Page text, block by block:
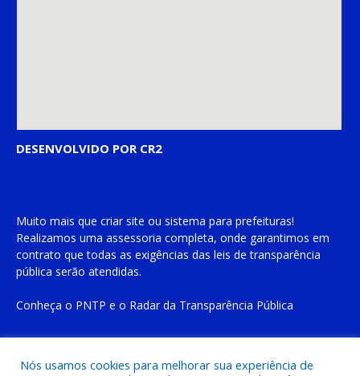
DESENVOLVIDO POR CR2
Muito mais que criar site ou sistema para prefeituras!
Realizamos uma assessoria completa, onde garantimos em
contrato que todas as exigências das leis de transparência
pública serão atendidas.
Conheça o PNTP e o Radar da Transparência Pública
Nós usamos cookies para melhorar sua experiência de